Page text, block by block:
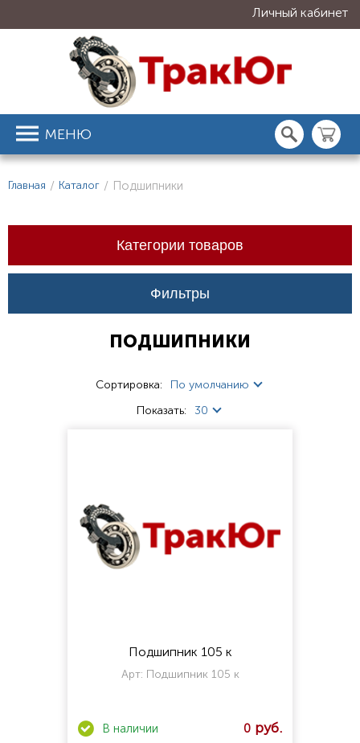
Личный кабинет
МЕНЮ
Главная / Каталог / Подшипники
Категории товаров
Фильтры
ПОДШИПНИКИ
Сортировка:
По умолчанию
Показать:
30
Подшипник 105 к
Арт: Подшипник 105 к
0